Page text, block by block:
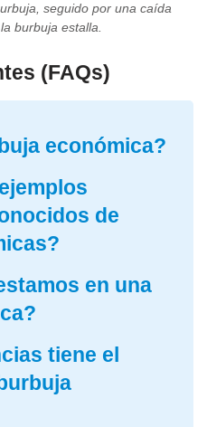
seguido por una caída
burbuja estalla.
(FAQs)
económica?
de
en una
tiene el